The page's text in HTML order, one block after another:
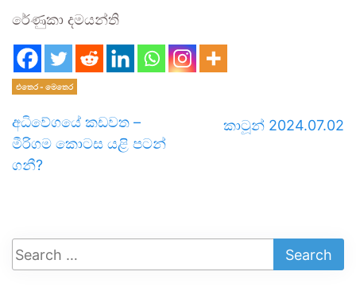
රේණුකා දමයන්ති
එතෙර - මෙතෙර
අධිවේගයේ කඩවත –
මීරිගම කොටස යළි පටන්
ගනී?
කාටූන් 2024.07.02